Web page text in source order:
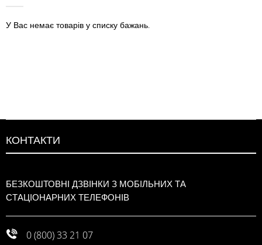
У Вас немає товарів у списку бажань.
КОНТАКТИ
БЕЗКОШТОВНІ ДЗВІНКИ З МОБІЛЬНИХ ТА
СТАЦІОНАРНИХ ТЕЛЕФОНІВ
0 (800) 33 21 07